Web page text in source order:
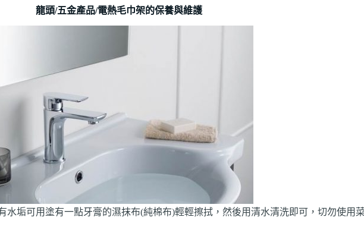
龍頭/五金產品/電熱毛巾架的保養與維護
水垢可用塗有一點牙膏的濕抹布(純棉布)輕輕擦拭，然後用清水清洗即可，切勿使用